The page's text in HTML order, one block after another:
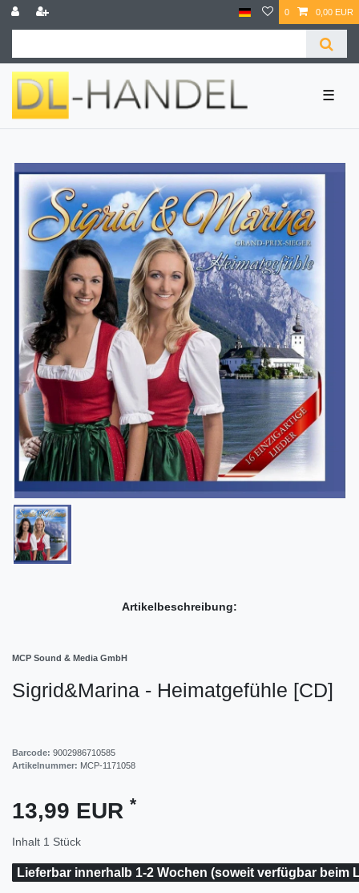
0 0,00 EUR
☰
Artikelbeschreibung:
MCP Sound & Media GmbH
Sigrid&Marina - Heimatgefühle [CD]
Barcode: 9002986710585
Artikelnummer: MCP-1171058
13,99 EUR *
Inhalt 1 Stück
Lieferbar innerhalb 1-2 Wochen (soweit verfügbar beim